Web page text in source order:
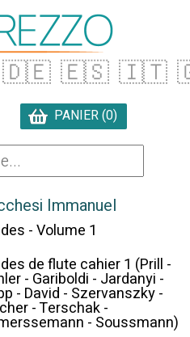
🇩🇪 🇪🇸 🇮🇹
PANIER (0)
Immanuel
- Volume 1
de flute cahier 1 (Prill -
- Gariboldi - Jardanyi -
- David - Szervanszky -
- Terschak -
- Soussmann)